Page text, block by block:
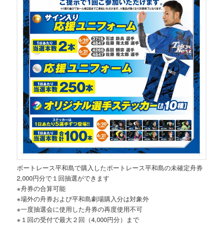
ボートレース平和島で購入したボートレース平和島の未確定舟券
2,000円分で１回抽選ができます
※舟券の合算可能
※場外の舟券および平和島劇場購入分は対象外
※一度抽選会に使用した舟券の再度使用不可
※１回の受付で最大２回（4,000円分）まで